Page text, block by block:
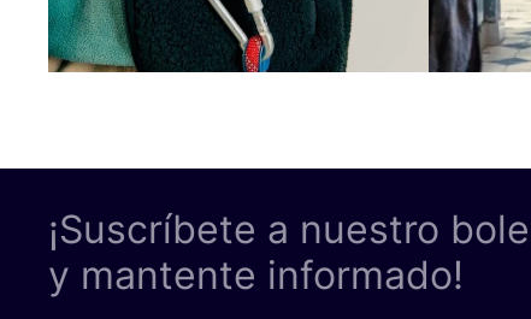
¡Suscríbete a nuestro
y mantente informado!